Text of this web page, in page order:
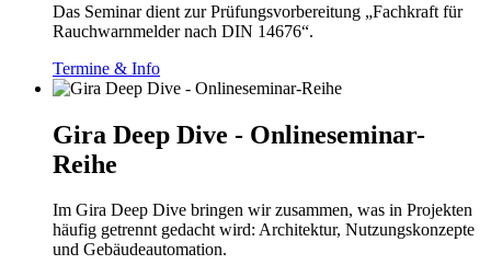
Das Seminar dient zur Prüfungsvorbereitung „Fachkraft für
Rauchwarnmelder nach DIN 14676“.
Termine & Info
Gira Deep Dive - Onlineseminar-
Reihe
Im Gira Deep Dive bringen wir zusammen, was in Projekten
häufig getrennt gedacht wird: Architektur, Nutzungskonzepte
und Gebäudeautomation.